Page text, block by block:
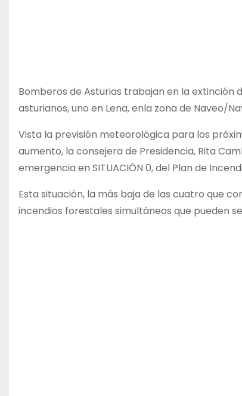
Bomberos de Asturias trabajan en la extinción
asturianos, uno en Lena, enla zona de Naveo/
Vista la previsión meteorológica para los
aumento, la consejera de Presidencia, Rita
emergencia en SITUACIÓN 0, del Plan de
Esta situación, la más baja de las cuatro que
incendios forestales simultáneos que pueden